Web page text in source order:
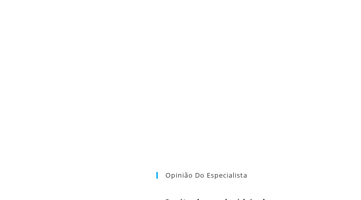
Opinião Do Especialista